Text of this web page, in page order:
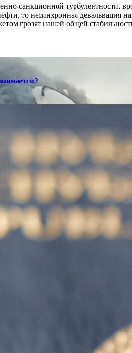
санкционной турбулентности,
то несинхронная девальвация
грозят нашей общей